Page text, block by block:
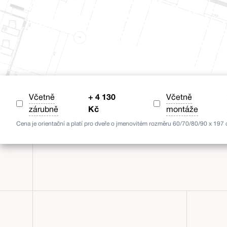
Včetně
zárubně
+ 4 130
Kč
Včetně
montáže
Cena je orientační a platí pro dveře o jmenovitém rozměru 60/70/80/90 x 197